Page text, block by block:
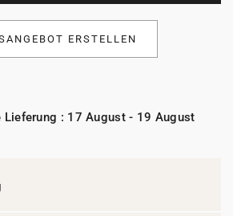
ERSTELLEN
Lieferung : 17 August - 19 August